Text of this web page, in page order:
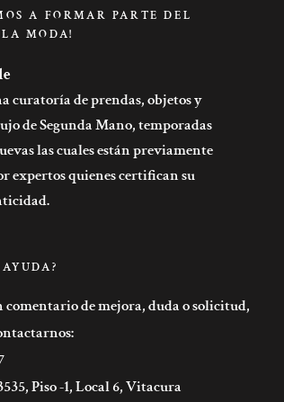
A FORMAR PARTE DEL
MODA!
curatoría de prendas, objetos y
de Segunda Mano, temporadas
las cuales están previamente
expertos quienes certifican su
comentario de mejora, duda o solicitud,
Piso -1, Local 6, Vitacura